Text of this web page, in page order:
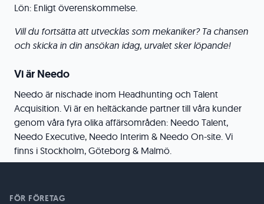
Lön: Enligt överenskommelse.
Vill du fortsätta att utvecklas som mekaniker? Ta chansen
och skicka in din ansökan idag, urvalet sker löpande!
Vi är Needo
Needo är nischade inom Headhunting och Talent
Acquisition. Vi är en heltäckande partner till våra kunder
genom våra fyra olika affärsområden: Needo Talent,
Needo Executive, Needo Interim & Needo On-site. Vi
finns i Stockholm, Göteborg & Malmö.
FÖR FÖRETAG